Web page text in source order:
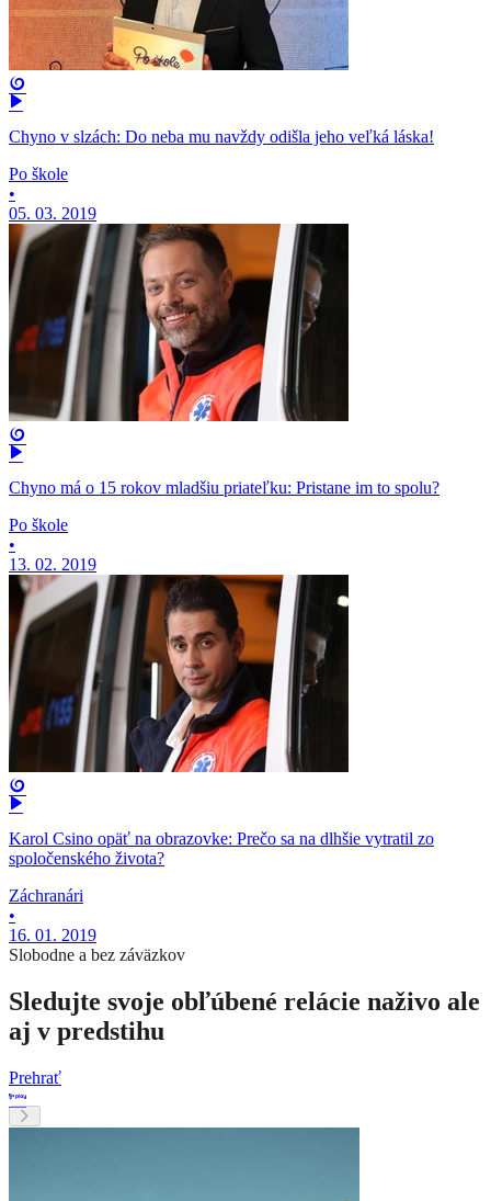
Chyno v slzách: Do neba mu navždy odišla jeho veľká láska!
Po škole
•
05. 03. 2019
Chyno má o 15 rokov mladšiu priateľku: Pristane im to spolu?
Po škole
•
13. 02. 2019
Karol Csino opäť na obrazovke: Prečo sa na dlhšie vytratil zo
spoločenského života?
Záchranári
•
16. 01. 2019
Slobodne a bez záväzkov
Sledujte svoje obľúbené relácie naživo ale
aj v predstihu
Prehrať